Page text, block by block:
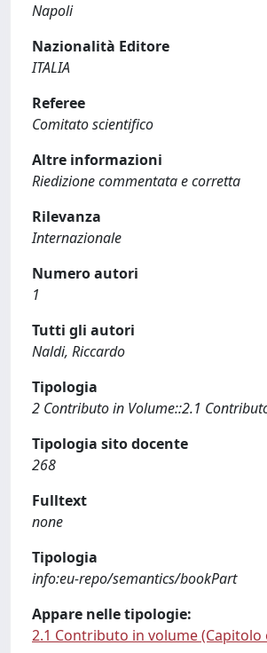
Napoli
Nazionalità Editore
ITALIA
Referee
Comitato scientifico
Altre informazioni
Riedizione commentata e corretta
Rilevanza
Internazionale
Numero autori
1
Tutti gli autori
Naldi, Riccardo
Tipologia
2 Contributo in Volume::2.1
Tipologia sito docente
268
Fulltext
none
Tipologia
info:eu-repo/semantics/bookPart
Appare nelle tipologie:
2.1 Contributo in volume (Capitolo